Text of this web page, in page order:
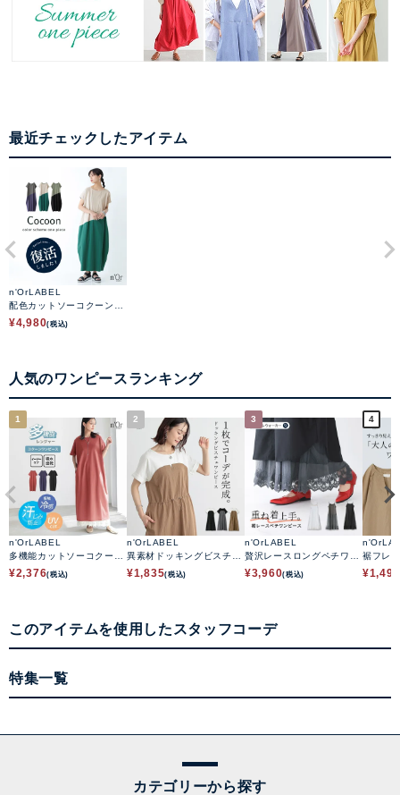
最近チェックしたアイテム
n'OrLABEL
配色カットソーコクーンワ
ンピース
¥4,980(税込)
人気のワンピースランキング
1
n'OrLABEL
多機能カットソーコクーン
ワンピース
¥2,376(税込)
2
n'OrLABEL
異素材ドッキングビスチェ
ワンピース
¥1,835(税込)
3
n'OrLABEL
贅沢レースロングペチワン
ピース
¥3,960(税込)
4
裾フレ
ース
¥1,493
このアイテムを使用したスタッフコーデ
特集一覧
カテゴリーから探す